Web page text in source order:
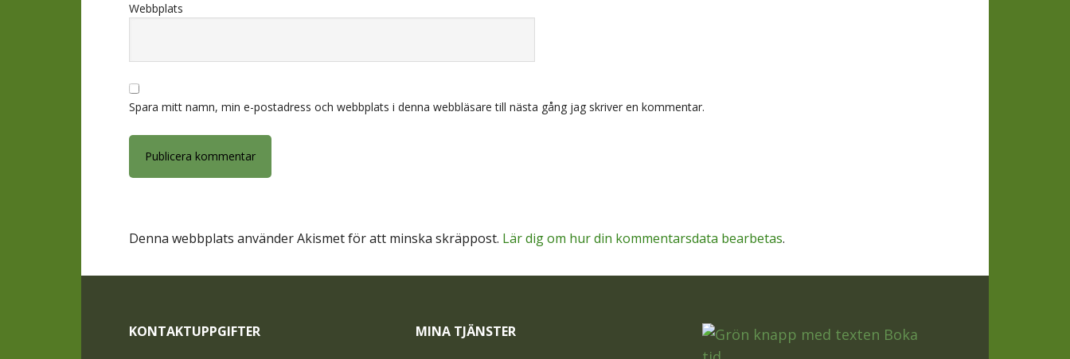
Webbplats
Spara mitt namn, min e-postadress och webbplats i denna webbläsare till nästa gång jag skriver en kommentar.
Denna webbplats använder Akismet för att minska skräppost. Lär dig om hur din kommentarsdata bearbetas.
KONTAKTUPPGIFTER MINA TJÄNSTER